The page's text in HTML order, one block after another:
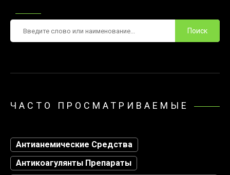
ЧАСТО ПРОСМАТРИВАЕМЫЕ
Антианемические Средства
Антикоагулянты Препараты